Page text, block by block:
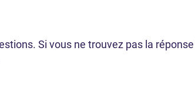
Si vous ne trouvez pas la